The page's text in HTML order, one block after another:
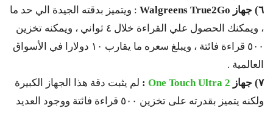
٦) جهاز Walgreens True2Go : ويتميز بدقته الجيدة الي حد ما
، ويمكنك الحصول علي القراءة خلال ٤ ثواني ، ويمكنه تخزين
٥٠٠ قراءة فائتة ، ويبلغ سعره ما يقارب ١٠ دولارا في الأسواق
العالمية .
٧) جهاز
One Touch Ultra 2
: لم يثبت دقة هذا الجهاز الكبيرة
ولكنه يتميز بقدرته على تخزين ٥٠٠ قراءة فائتة ووجود العديد